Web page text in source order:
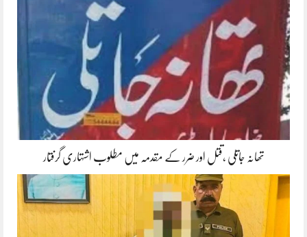
تھانہ جاتلی ،قتل اور ضرر کے مقدمہ میں مطلوب اشتہاری گرفتار